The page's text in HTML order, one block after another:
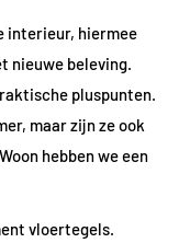
interieur, hiermee
nieuwe beleving.
pluspunten.
maar zijn ze ook
hebben we een
vloertegels.